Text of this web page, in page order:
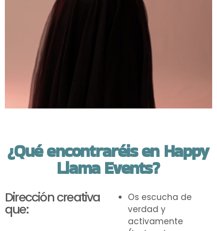
¿Qué encontraréis en Happy
Llama Events?
Dirección creativa
que:
Os escucha de
verdad y
activamente